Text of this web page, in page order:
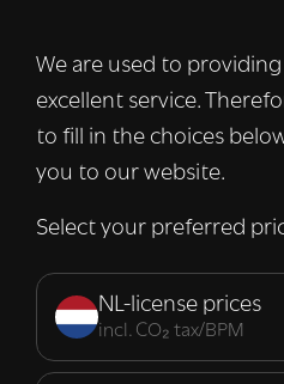
We are used to
excellent service.
to fill in the choices
you to our website.
Select your preferred
NL-license prices
incl. CO₂ tax/BPM
informatie over uw
met onze advertentie-
die deze kunnen
informatie die u aan
van hun diensten.
Strikt
noodzakelijk